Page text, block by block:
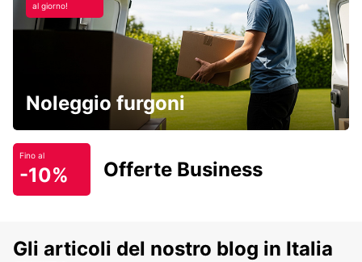
al giorno!
Noleggio furgoni
Fino al
-10% Offerte Business
Gli articoli del nostro blog in Italia